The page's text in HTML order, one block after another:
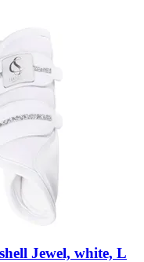
Jewel, white, L